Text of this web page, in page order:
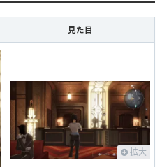
見た目
拡大